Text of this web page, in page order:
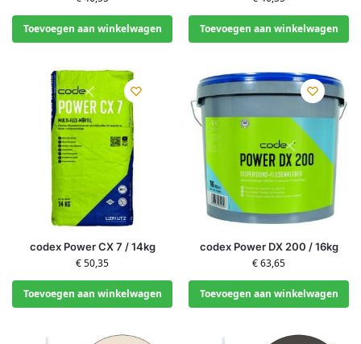
Toevoegen aan winkelwagen Toevoegen aan winkelwagen
codex Power CX 7 / 14kg
€50,35
Toevoegen aan winkelwagen
codex Power DX 200 / 16kg
€63,65
Toevoegen aan winkelwagen